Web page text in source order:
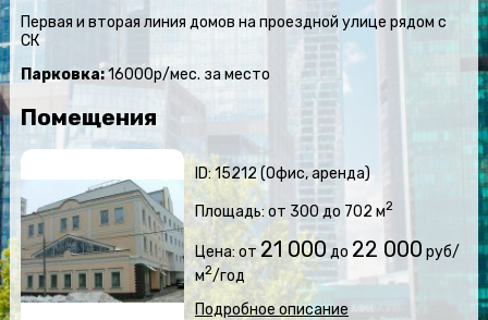
Первая и вторая линия домов на проездной улице рядом с
СК
Парковка:16000р/мес. за место
Помещения
ID: 15212 (Офис, аренда)
Площадь: от 300 до 702 м2
Цена: от21 000до 22 000 руб/
м2/год
Подробное описание